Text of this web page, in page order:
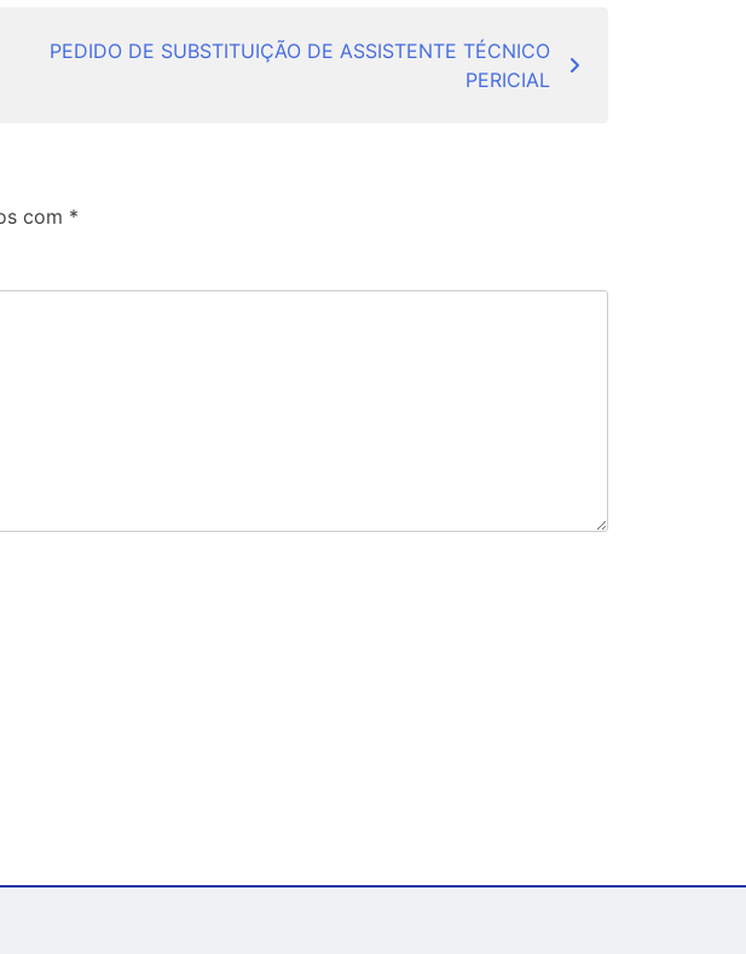
PEDIDO DE SUBSTITUIÇÃO DE ASSISTENTE TÉCNICO
PERICIAL
com *